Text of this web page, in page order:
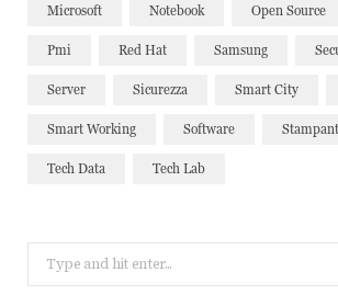
Microsoft Notebook Open Source
Pmi Red Hat Samsung
Server Sicurezza Smart City
Smart Working Software
Tech Data Tech Lab
Search
for: